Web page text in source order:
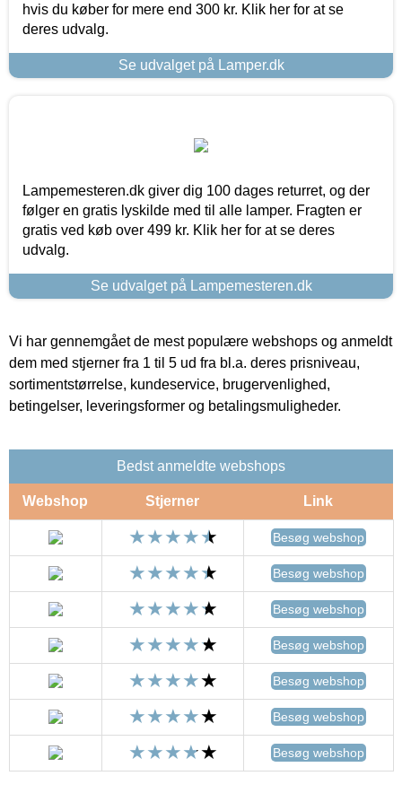
hvis du køber for mere end 300 kr. Klik her for at se
deres udvalg.
Se udvalget på Lamper.dk
Lampemesteren.dk giver dig 100 dages returret, og der
følger en gratis lyskilde med til alle lamper. Fragten er
gratis ved køb over 499 kr. Klik her for at se deres
udvalg.
Se udvalget på Lampemesteren.dk
Vi har gennemgået de mest populære webshops og anmeldt
dem med stjerner fra 1 til 5 ud fra bl.a. deres prisniveau,
sortimentstørrelse, kundeservice, brugervenlighed,
betingelser, leveringsformer og betalingsmuligheder.
Bedst anmeldte webshops
Webshop Stjerner Link
Besøg webshop
Besøg webshop
Besøg webshop
Besøg webshop
Besøg webshop
Besøg webshop
Besøg webshop